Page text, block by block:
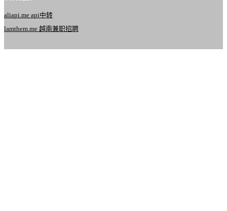
aliapi.me api中转
lamthem.me 越南兼职招聘